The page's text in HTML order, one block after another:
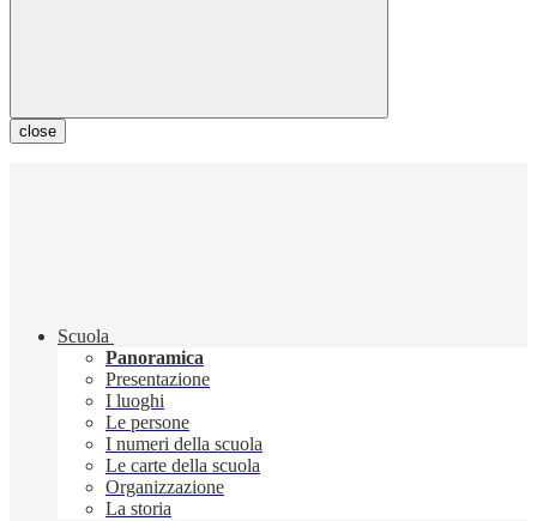
close
Scuola
Panoramica
Presentazione
I luoghi
Le persone
I numeri della scuola
Le carte della scuola
Organizzazione
La storia